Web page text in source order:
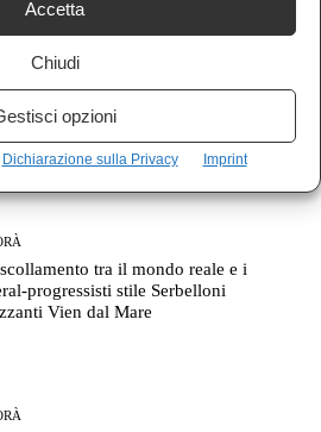
Accetta
Chiudi
opzioni
Dichiarazione sulla Privacy Imprint
il Decreto Sicurezza e il prezzo del
manifestare può costare 13 mila
tra il mondo reale e i
progressisti stile Serbelloni
Vien dal Mare